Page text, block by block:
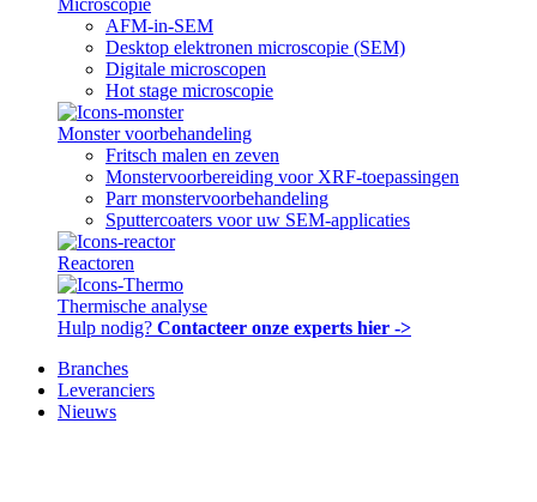
AFM-in-SEM
Desktop elektronen microscopie (SEM)
Digitale microscopen
Hot stage microscopie
Monster voorbehandeling
Fritsch malen en zeven
Monstervoorbereiding voor XRF-toepassingen
Parr monstervoorbehandeling
Sputtercoaters voor uw SEM-applicaties
Reactoren
Thermische analyse
Hulp nodig? Contacteer onze experts hier ->
Branches
Leveranciers
Nieuws